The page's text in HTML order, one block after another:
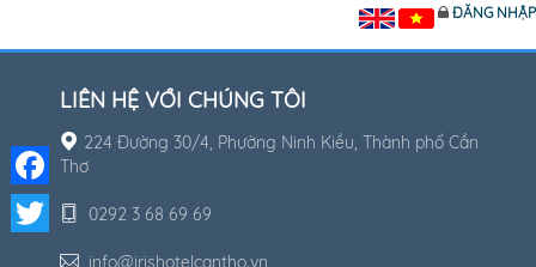
ĐĂNG NHẬP
LIÊN HỆ VỚI CHÚNG TÔI
224 Đường 30/4, Phường Ninh Kiều, Thành phố Cần
Thơ
0292 3 68 69 69
Facebook
Twitter